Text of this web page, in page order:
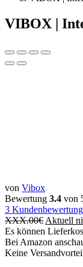
VIBOX |
von Vibox
Bewertung 3.4 von
3
XXX.00€ Aktuell
Es können
Bei Amazon
Keine